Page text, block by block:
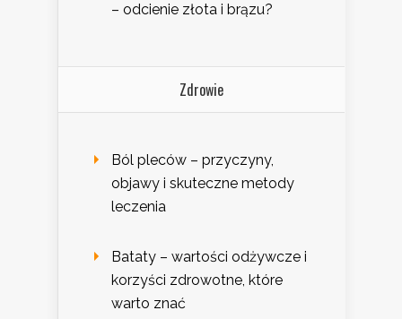
– odcienie złota i brązu?
Zdrowie
Ból pleców – przyczyny,
objawy i skuteczne metody
leczenia
Bataty – wartości odżywcze i
korzyści zdrowotne, które
warto znać